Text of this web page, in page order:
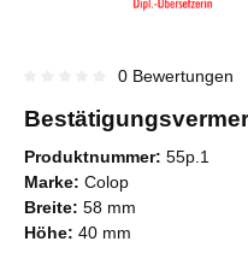
0 Bewertungen
Produktnummer: 55p.1
Marke: Colop
Breite: 58 mm
Höhe: 40 mm